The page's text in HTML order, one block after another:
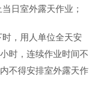
日室外露天作业；
，用人单位全天安
时，连续作业时间不
不得安排室外露天作